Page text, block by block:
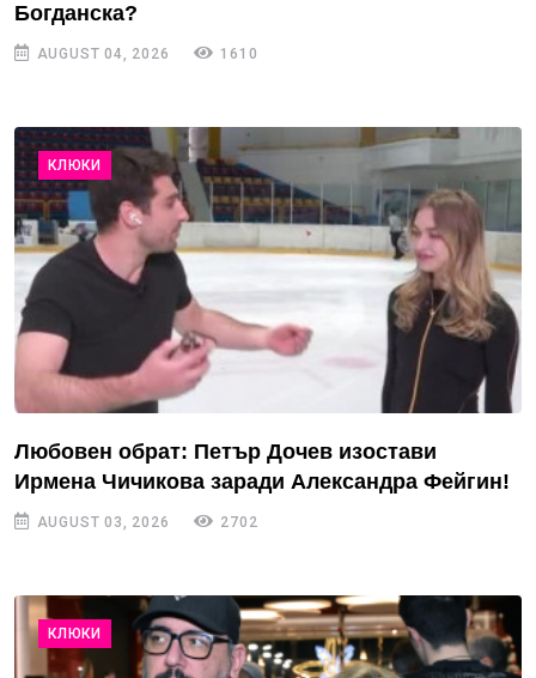
Богданска?
AUGUST 04, 2026 1610
КЛЮКИ
Любовен обрат: Петър Дочев изостави
Ирмена Чичикова заради Александра Фейгин!
AUGUST 03, 2026 2702
КЛЮКИ